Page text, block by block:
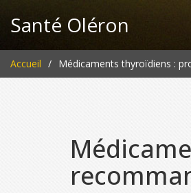
Santé Oléron
Accueil Médicaments thyroïdiens :